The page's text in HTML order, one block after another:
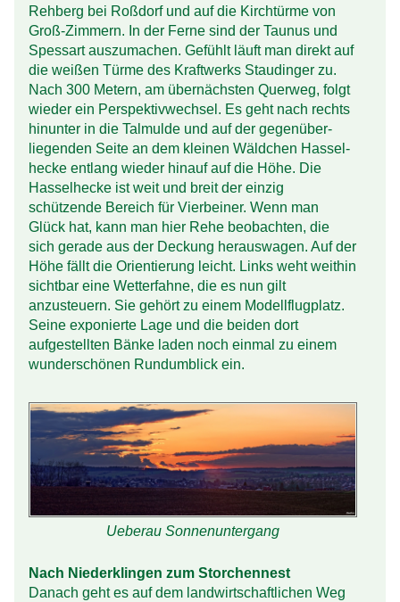
Rehberg bei Roßdorf und auf die Kirch­türme von
Groß-Zimmern. In der Ferne sind der Taunus und
Spessart auszumachen. Gefühlt läuft man direkt auf
die weißen Türme des Kraft­werks Staudinger zu.
Nach 300 Metern, am über­nächsten Querweg, folgt
wieder ein Perspektiv­wechsel. Es geht nach rechts
hinunter in die Tal­mulde und auf der gegen­über­
liegenden Seite an dem kleinen Wäldchen Hassel­
hecke entlang wieder hinauf auf die Höhe. Die
Hassel­hecke ist weit und breit der einzig
schützende Bereich für Vier­beiner. Wenn man
Glück hat, kann man hier Rehe beobachten, die
sich gerade aus der Deckung herauswagen. Auf der
Höhe fällt die Orientierung leicht. Links weht weithin
sichtbar eine Wetter­fahne, die es nun gilt
anzusteuern. Sie gehört zu einem Modell­flugplatz.
Seine exponierte Lage und die beiden dort
aufgestellten Bänke laden noch einmal zu einem
wunder­schönen Rundumblick ein.
Ueberau Sonnenuntergang
Nach Niederklingen zum Storchennest
Danach geht es auf dem land­wirt­schaft­lichen Weg